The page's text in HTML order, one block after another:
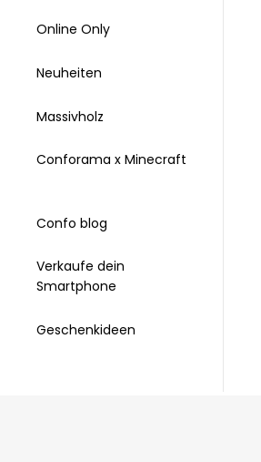
Online Only
Neuheiten
Massivholz
Conforama x Minecraft
Confo blog
Verkaufe dein
Smartphone
Geschenkideen